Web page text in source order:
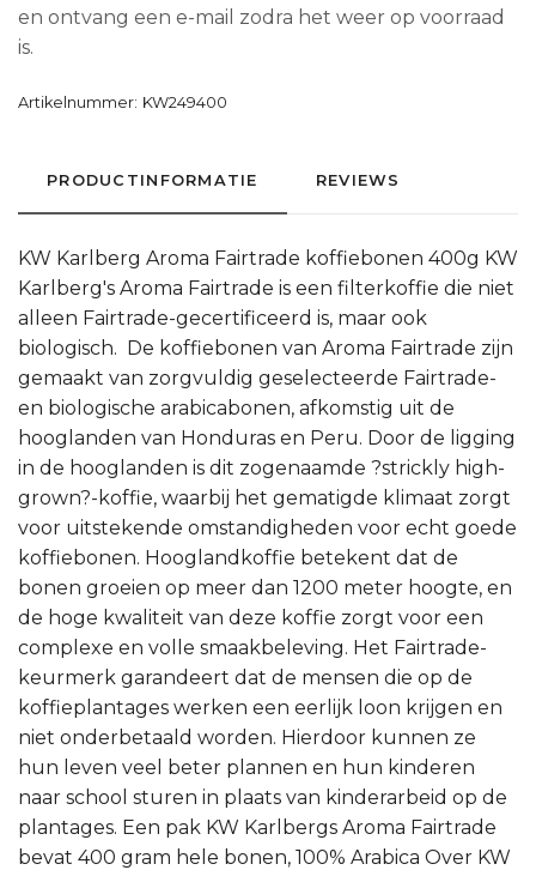
en ontvang een e-mail zodra het weer op voorraad
is.
Artikelnummer: KW249400
PRODUCTINFORMATIE REVIEWS
KW Karlberg Aroma Fairtrade koffiebonen 400g KW
Karlberg's Aroma Fairtrade is een filterkoffie die niet
alleen Fairtrade-gecertificeerd is, maar ook
biologisch. De koffiebonen van Aroma Fairtrade zijn
gemaakt van zorgvuldig geselecteerde Fairtrade-
en biologische arabicabonen, afkomstig uit de
hooglanden van Honduras en Peru. Door de ligging
in de hooglanden is dit zogenaamde ?strickly high-
grown?-koffie, waarbij het gematigde klimaat zorgt
voor uitstekende omstandigheden voor echt goede
koffiebonen. Hooglandkoffie betekent dat de
bonen groeien op meer dan 1200 meter hoogte, en
de hoge kwaliteit van deze koffie zorgt voor een
complexe en volle smaakbeleving. Het Fairtrade-
keurmerk garandeert dat de mensen die op de
koffieplantages werken een eerlijk loon krijgen en
niet onderbetaald worden. Hierdoor kunnen ze
hun leven veel beter plannen en hun kinderen
naar school sturen in plaats van kinderarbeid op de
plantages. Een pak KW Karlbergs Aroma Fairtrade
bevat 400 gram hele bonen, 100% Arabica Over KW